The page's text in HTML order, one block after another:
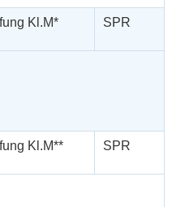
Kl.M* SPR
Kl.M** SPR